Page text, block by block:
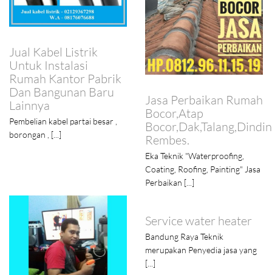
Jual Kabel Listrik
Untuk Instalasi
Rumah Kantor Pabrik
Dan Bangunan Baru
Lainnya
Pembelian kabel partai besar ,
borongan , [...]
Jasa Perbaikan Rumah
Bocor,Atap
Rembes.
Eka Teknik "Waterproofing,
Coating, Roofing, Painting" Jasa
Perbaikan [...]
Service water heater
Bandung Raya Teknik
merupakan Penyedia jasa yang
[...]